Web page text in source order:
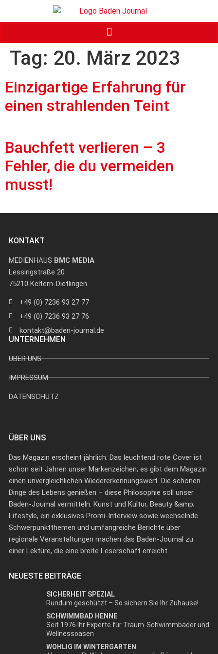
Tag: 20. März 2023
Einzigartige Erfahrung für
einen strahlenden Teint
Bauchfett verlieren – 3
Fehler, die du vermeiden
musst!
KONTAKT
MEDIENHAUS BMC MEDIA
Lessingstraße 20
75210 Keltern-Dietlingen
+49 (0) 7236 93 27 77
+49 (0) 7236 93 27 76
kontakt@baden-journal.de
UNTERNEHMEN
ÜBER UNS
IMPRESSUM
DATENSCHUTZ
ÜBER UNS
Das Magazin erscheint jährlich. Das leuchtend rote Cover ist
schon seit Jahren unser Markenzeichen; es gibt dem Magazin
einen unvergleichlichen Wiedererkennungswert. Die schönen
Dinge des Lebens genießen – diese Philosophie soll unser
Baden-Journal vermitteln. Kunst und Kultur, Beauty &amp;
Lifestyle, ein exklusives Promi-Interview sowie wechselnde
Schwerpunktthemen und umfangreiche Berichte über
regionale Veranstaltungen machen das Baden-Journal zu
einer Lektüre, die eine breite Leserschaft erreicht.
NEUESTE BEITRÄGE
SICHERHEIT SPEZIAL
Rundum geschützt – So sichern Sie Ihr Zuhause!
SCHWIMMBAD HENNE
Seit 1976 Ihr Experte für Traum-Schwimmbäder und
Wellnessoasen
WOHLIG IM WINTERGARTEN